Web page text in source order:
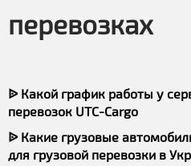
перевозках
ᐉ Какой график работы у
перевозок UTC-Cargo
ᐉ Какие грузовые
для грузовой перевозки в